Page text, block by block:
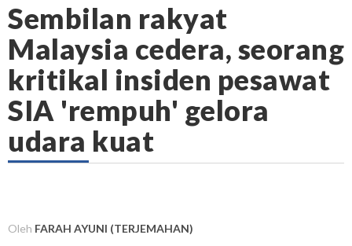
Sembilan rakyat
Malaysia cedera, seorang
kritikal insiden pesawat
SIA 'rempuh' gelora
udara kuat
Oleh FARAH AYUNI (TERJEMAHAN)